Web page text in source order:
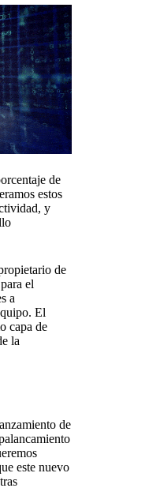
de
estos
y
de
el
a
El
capa de
la
de
este nuevo